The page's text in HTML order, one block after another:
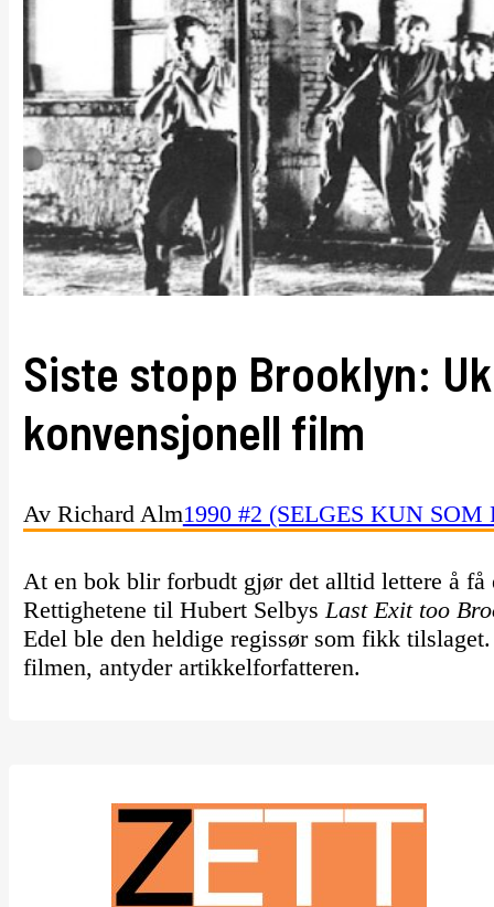
Siste stopp Brooklyn:
konvensjonell film
Av Richard Alm1990 #2 (SELGES KUN SOM
At en bok blir forbudt gjør det alltid lettere å
Rettighetene til Hubert Selbys Last Exit too
Edel ble den heldige regissør som fikk
filmen, antyder artikkelforfatteren.